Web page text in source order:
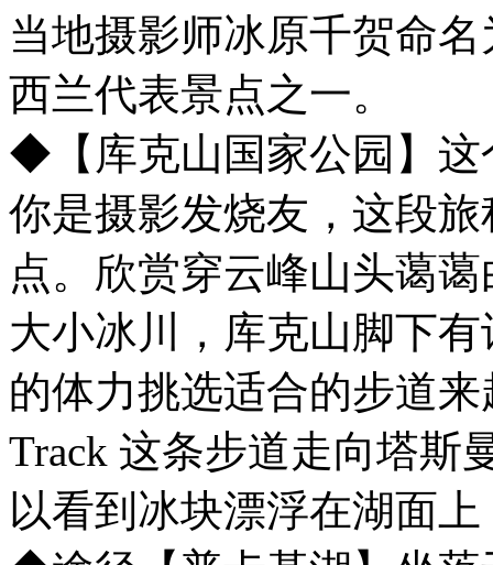
当地摄影师冰原千贺命
西兰代表景点之一。
◆【库克山国家公园】这
你是摄影发烧友，这段
点。欣赏穿云峰山头蔼
大小冰川，库克山脚下
的体力挑选适合的步道来
Track 这条步道走向塔斯
以看到冰块漂浮在湖面